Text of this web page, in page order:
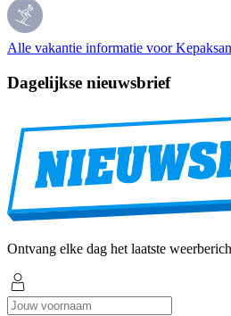
Alle vakantie informatie voor Kepaksan
Dagelijkse nieuwsbrief
Ontvang elke dag het laatste